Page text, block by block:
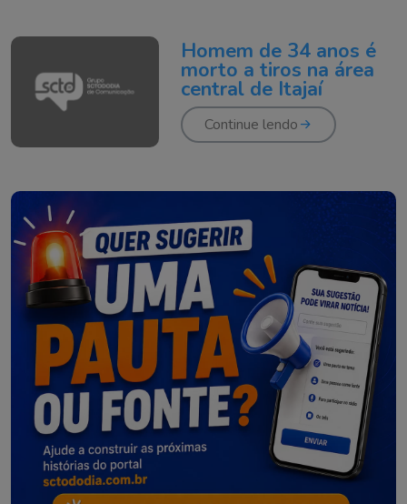
Homem de 34 anos é
morto a tiros na área
central de Itajaí
Continue lendo